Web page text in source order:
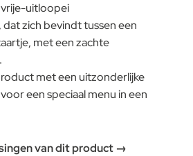
vrije-uitloopei
dat zich bevindt tussen een
met een zachte
met een uitzonderlijke
een speciaal menu in een
van dit product →